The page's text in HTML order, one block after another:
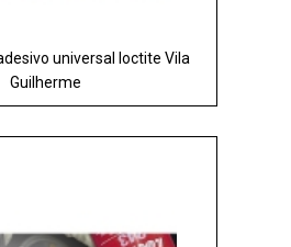
universal loctite Vila
Guilherme